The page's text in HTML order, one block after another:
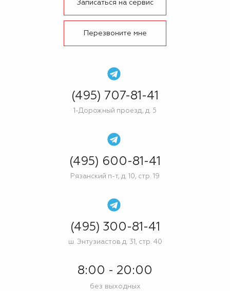
Записаться на сервис
Перезвоните мне
(495) 707-81-41
1-Дорожный проезд, д. 5
(495) 600-81-41
Рязанский п-т, д. 10, стр. 19
(495) 300-81-41
ш. Энтузиастов д. 31, стр. 40
8:00 - 20:00
без выходных